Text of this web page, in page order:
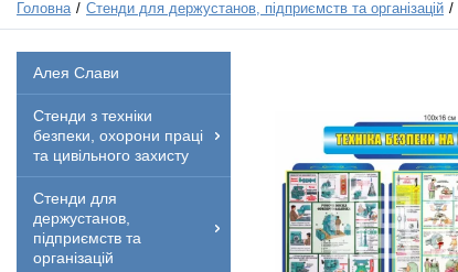
Головна Стенди для держустанов, підприємств та організацій
Алея Слави
Стенди з техніки
безпеки, охорони праці
та цивільного захисту
Стенди для
держустанов,
підприємств та
організацій